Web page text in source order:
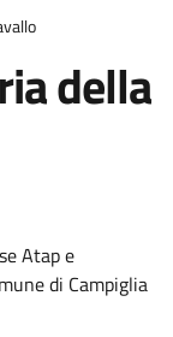
della
Atap e
di Campiglia